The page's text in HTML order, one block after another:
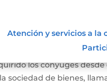
Atención y servicios a la
de
los cónyuges
de bienes,